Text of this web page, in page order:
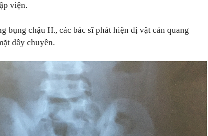
viện.
bụng chậu H., các bác sĩ phát hiện dị vật cản quang
dây chuyền.